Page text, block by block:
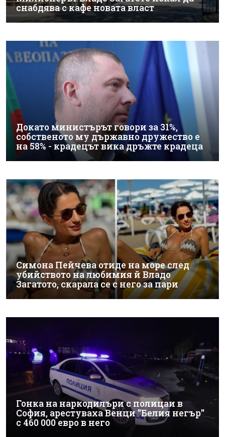
снабдява с кафе новата власт
Докато министърът говори за 31%,
собственото му държавно дружество е
на 58% - крадецът вика дръжте крадеца
Симона Пейчева отиде на море след
убийството на любимия й Владо
Загатото, скарала се с него за пари
Гонка на наркодилъри с полицаи в
София, арестуваха Венци "Белия негър"
с 460 000 евро в него